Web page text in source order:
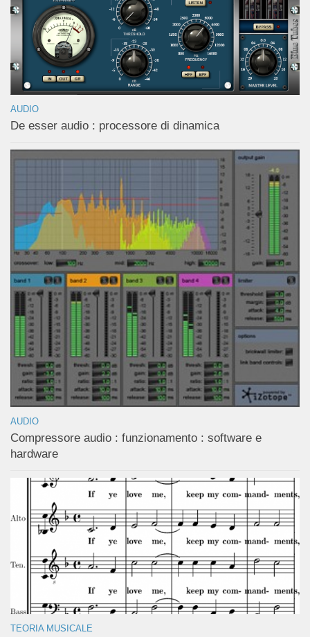
AUDIO
De esser audio : processore di dinamica
AUDIO
Compressore audio : funzionamento : software e
hardware
TEORIA MUSICALE